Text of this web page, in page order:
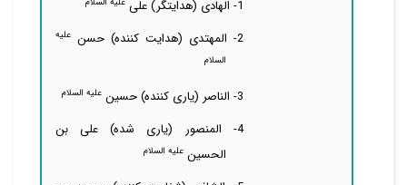
1- الهادی (هدایتگر) علی
2- المهتدی (هدایت کننده) حسن
علیه
السلام
3- الناصر (یاری کننده) حسین علیه السلام
4- المنصور (یاری شده) علی بن
الحسینعلیه السلام